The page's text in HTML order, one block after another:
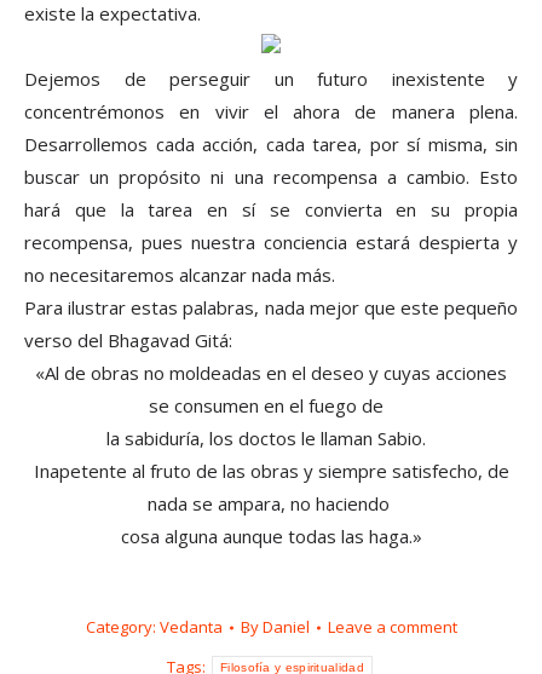
existe la expectativa.
Dejemos de perseguir un futuro inexistente y
concentrémonos en vivir el ahora de manera plena.
Desarrollemos cada acción, cada tarea, por sí misma, sin
buscar un propósito ni una recompensa a cambio. Esto
hará que la tarea en sí se convierta en su propia
recompensa, pues nuestra conciencia estará despierta y
no necesitaremos alcanzar nada más.
Para ilustrar estas palabras, nada mejor que este pequeño
verso del Bhagavad Gitá:
«Al de obras no moldeadas en el deseo y cuyas acciones
se consumen en el fuego de
la sabiduría, los doctos le llaman Sabio.
Inapetente al fruto de las obras y siempre satisfecho, de
nada se ampara, no haciendo
cosa alguna aunque todas las haga.»
Category: Vedanta ByDaniel
Leave a comment
Tags:
Filosofía y espiritualidad